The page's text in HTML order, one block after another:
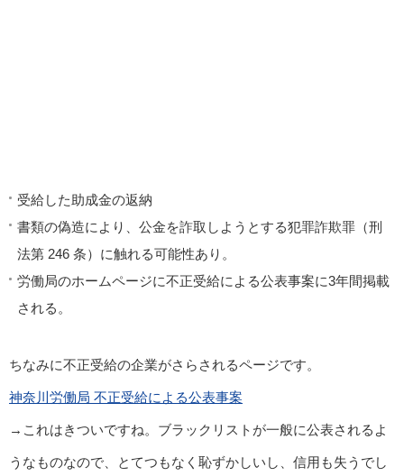
受給した助成金の返納
書類の偽造により、公金を詐取しようとする犯罪詐欺罪（刑
法第 246 条）に触れる可能性あり。
労働局のホームページに不正受給による公表事案に3年間掲載
される。
ちなみに不正受給の企業がさらされるページです。
神奈川労働局 不正受給による公表事案
→これはきついですね。ブラックリストが一般に公表されるよ
うなものなので、とてつもなく恥ずかしいし、信用も失うでし